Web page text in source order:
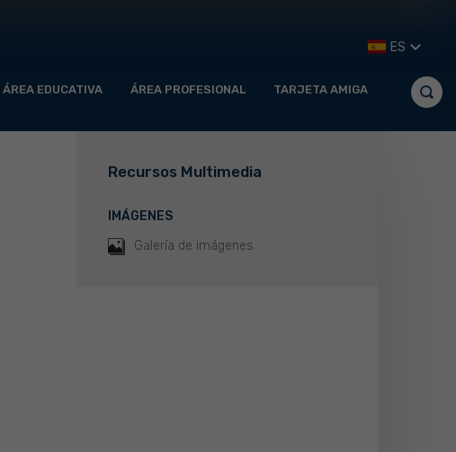
ÁREA EDUCATIVA ÁREA PROFESIONAL TARJETA AMIGA
ES
Recursos Multimedia
IMÁGENES
Galería de imágenes